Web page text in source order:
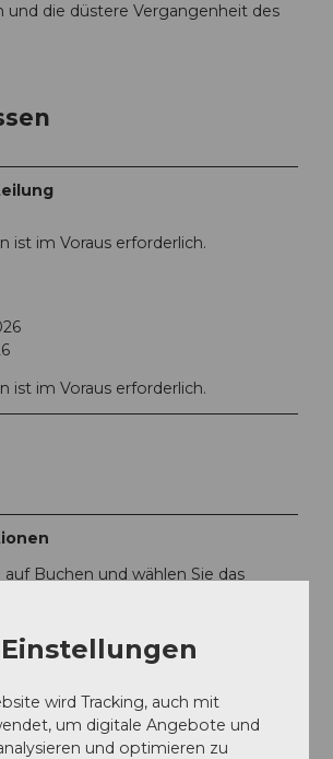
und die düstere Vergangenheit des
ist im Voraus erforderlich.
ist im Voraus erforderlich.
Buchen und wählen Sie das
wird Tracking, auch mit
um digitale Angebote und
und optimieren zu